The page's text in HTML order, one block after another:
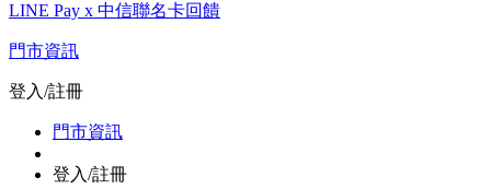
LINE Pay x 中信聯名卡回饋
門市資訊
登入/註冊
門市資訊
登入/註冊